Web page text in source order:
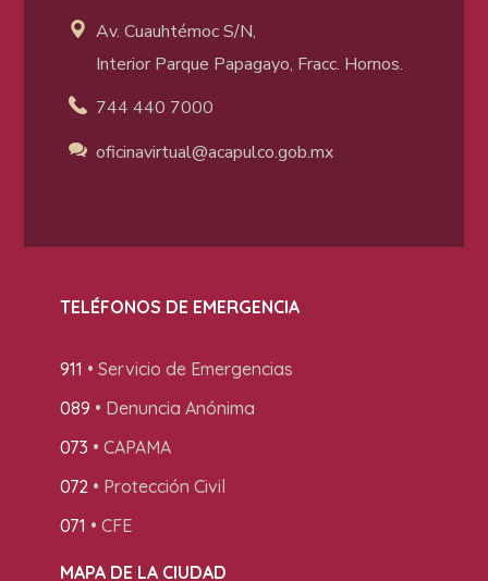
Av. Cuauhtémoc S/N,
Interior Parque Papagayo, Fracc. Hornos.
744 440 7000
oficinavirtual@acapulco.gob.mx
TELÉFONOS DE EMERGENCIA
911 • Servicio de Emergencias
089 • Denuncia Anónima
073 • CAPAMA
072 • Protección Civil
071 • CFE
MAPA DE LA CIUDAD